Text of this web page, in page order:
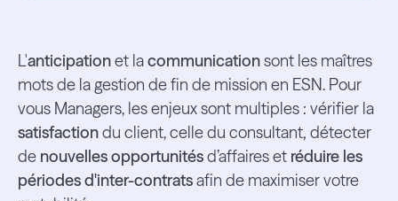
L'anticipationet lacommunicationsont les maîtres
mots de la gestion de fin de mission en ESN. Pour
vous Managers, les enjeux sont multiples : vérifier la
satisfactiondu client, celle du consultant, détecter
de nouvelles opportunitésd’affaires et réduire les
périodes d'inter-contratsafin de maximiser votre